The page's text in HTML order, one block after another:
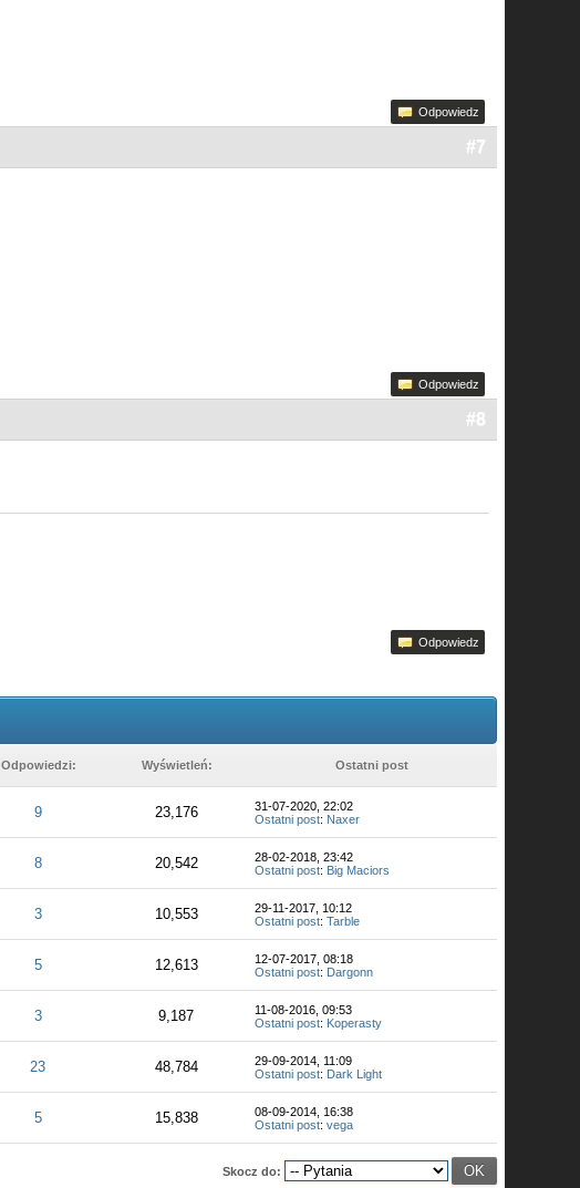
Odpowiedz
#7
Odpowiedz
#8
Odpowiedz
Odpowiedzi: Wyświetleń: Ostatni post
9 23,176
31-07-2020, 22:02
Ostatni post: Naxer
8 20,542
28-02-2018, 23:42
Ostatni post: Big Maciors
3 10,553
29-11-2017, 10:12
Ostatni post:Tarble
5 12,613
12-07-2017, 08:18
Ostatni post: Dargonn
3 9,187
11-08-2016, 09:53
Ostatni post: Koperasty
23 48,784
29-09-2014, 11:09
Ostatni post: Dark Light
5 15,838
08-09-2014, 16:38
Ostatni post:vega
Skocz do: